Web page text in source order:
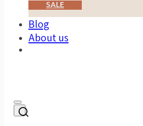
SALE
Blog
About us